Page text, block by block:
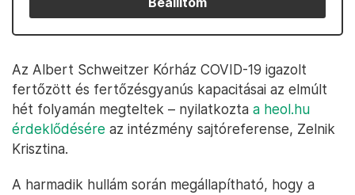
Az Albert Schweitzer Kórház COVID-19 igazolt
fertőzött és fertőzésgyanús kapacitásai az elmúlt
hét folyamán megteltek – nyilatkozta a heol.hu
érdeklődésére az intézmény sajtóreferense, Zelnik
Krisztina.
A harmadik hullám során megállapítható, hogy a